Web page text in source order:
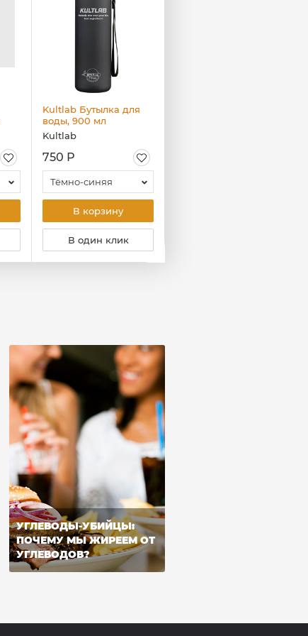
Kultlab Бутылка для
воды, 900 мл
Kultlab
750 Р
Тёмно-синяя
В корзину
В один клик
УГЛЕВОДЫ-УБИЙЦЫ:
ПОЧЕМУ МЫ ЖИРЕЕМ ОТ
УГЛЕВОДОВ?